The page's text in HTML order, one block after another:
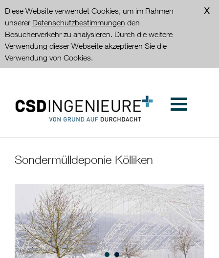
Diese Website verwendet Cookies, um im Rahmen
unserer Datenschutzbestimmungen den
Besucherverkehr zu analysieren. Durch die weitere
Verwendung dieser Webseite akzeptieren Sie die
Verwendung von Cookies.
Sondermülldeponie Kölliken